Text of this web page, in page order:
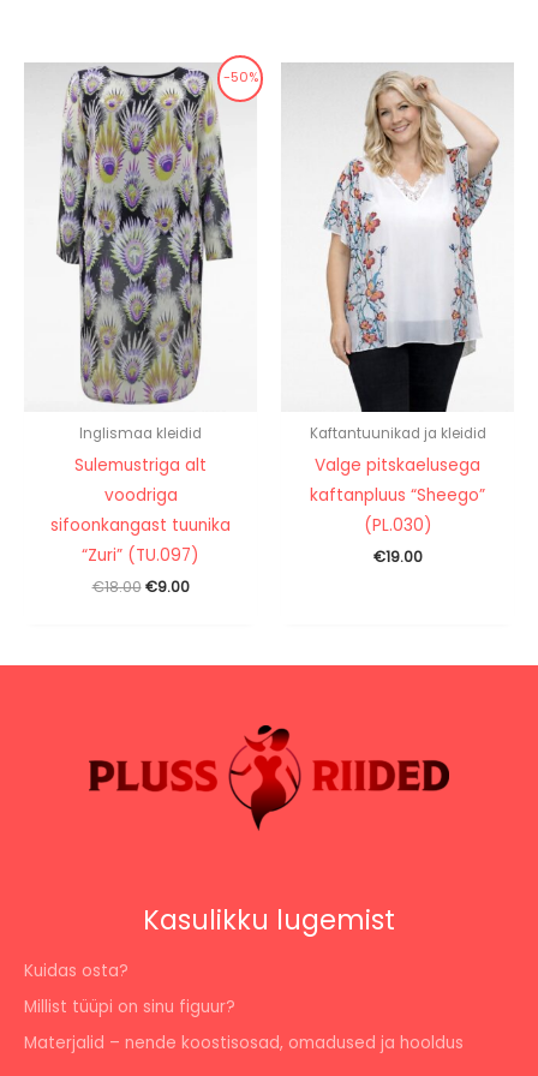
-50%
Inglismaa kleidid
Sulemustriga alt
voodriga
sifoonkangast tuunika
“Zuri” (TU.097)
€18.00 Algne
€9.00Praegune
Kaftantuunikad ja kleidid
Valge pitskaelusega
kaftanpluus “Sheego”
(PL.030)
€19.00
Kasulikku lugemist
Kuidas osta?
Millist tüüpi on sinu figuur?
Materjalid – nende koostisosad, omadused ja hooldus